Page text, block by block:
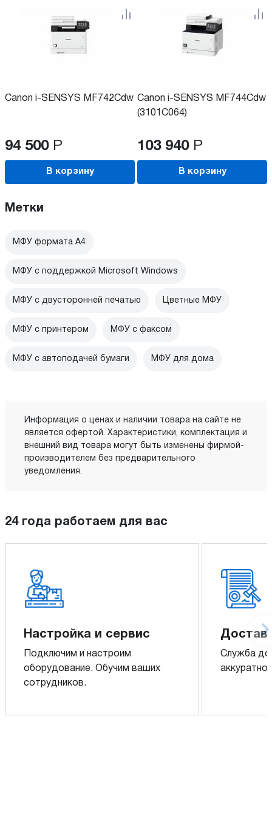
Canon i-SENSYS MF742Cdw
94 500 Р
В корзину
Canon i-SENSYS MF744Cdw
(3101C064)
103 940 Р
В корзину
Метки
МФУ формата А4
МФУ с поддержкой Microsoft Windows
МФУ с двусторонней печатью Цветные МФУ
МФУ с принтером МФУ с факсом
МФУ с автоподачей бумаги МФУ для дома
Информация о ценах и наличии товара на сайте не
является офертой. Характеристики, комплектация и
внешний вид товара могут быть изменены фирмой-
производителем без предварительного
уведомления.
24 года работаем для вас
Настройка и сервис
Подключим и настроим
оборудование. Обучим ваших
сотрудников.
Служба
аккуратно